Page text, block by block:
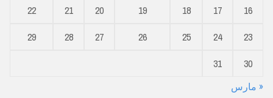
16
17
18
19
20
21
22
23
24
25
26
27
28
29
30
31
« مارس